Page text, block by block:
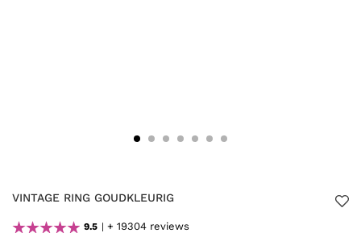
VINTAGE RING GOUDKLEURIG
9.5 + 19304 reviews